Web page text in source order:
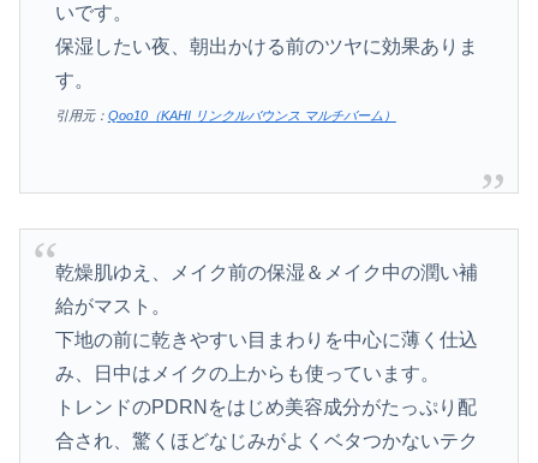
いです。
保湿したい夜、朝出かける前のツヤに効果ありま
す。
引用元： Qoo10（KAHI リンクルバウンス マルチバーム）
乾燥肌ゆえ、メイク前の保湿＆メイク中の潤い補
給がマスト。
下地の前に乾きやすい目まわりを中心に薄く仕込
み、日中はメイクの上からも使っています。
トレンドのPDRNをはじめ美容成分がたっぷり配
合され、驚くほどなじみがよくベタつかないテク